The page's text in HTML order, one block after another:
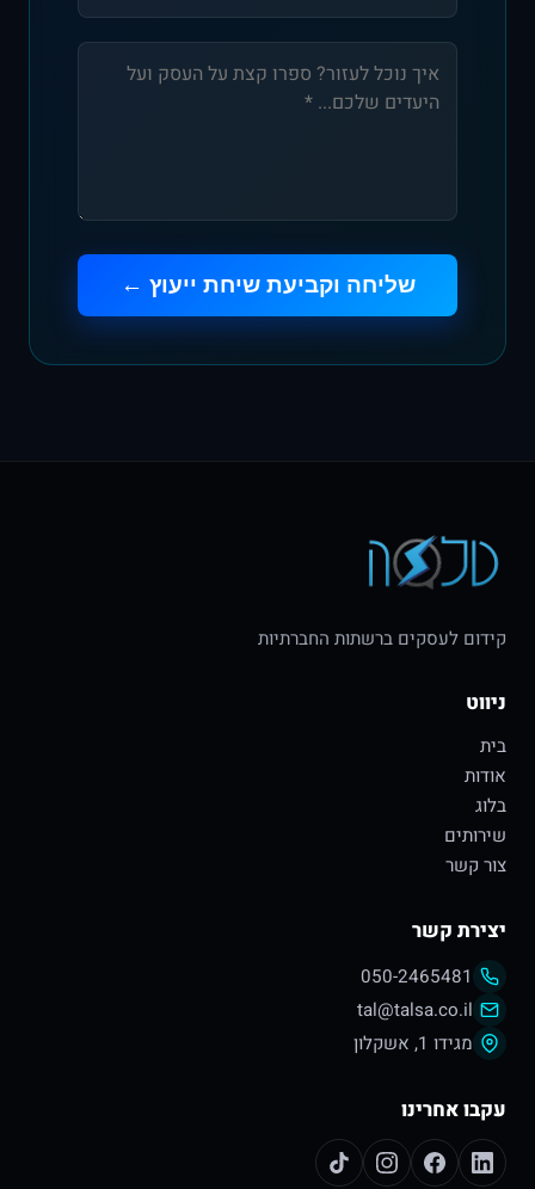
שליחה וקביעת שיחת ייעוץ ←
קידום לעסקים ברשתות החברתיות
ניווט
בית
אודות
בלוג
שירותים
צור קשר
יצירת קשר
050-2465481
tal@talsa.co.il
מגידו 1, אשקלון
עקבו אחרינו